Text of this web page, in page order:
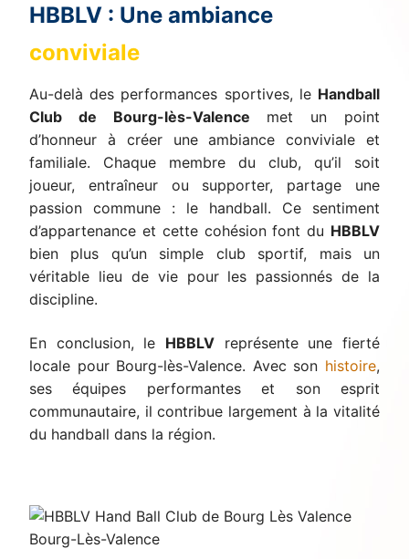
HBBLV : Une ambiance
conviviale
Au-delà des performances sportives, le Handball
Club de Bourg-lès-Valence met un point
d’honneur à créer une ambiance conviviale et
familiale. Chaque membre du club, qu’il soit
joueur, entraîneur ou supporter, partage une
passion commune : le handball. Ce sentiment
d’appartenance et cette cohésion font du HBBLV
bien plus qu’un simple club sportif, mais un
véritable lieu de vie pour les passionnés de la
discipline.
En conclusion, le HBBLV représente une fierté
locale pour Bourg-lès-Valence. Avec son histoire,
ses équipes performantes et son esprit
communautaire, il contribue largement à la vitalité
du handball dans la région.